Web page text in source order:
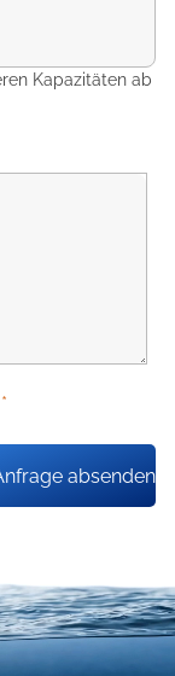
Kapazitäten ab
*
absenden